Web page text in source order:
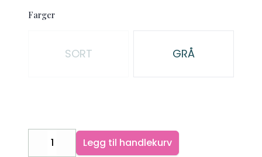
Farger
SORT GRÅ
DecreaseIncrease
Legg til handlekurv